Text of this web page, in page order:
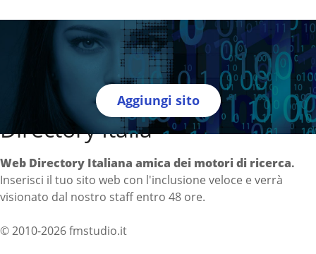
Aggiungi sito
Directory Italia
Web Directory Italiana amica dei motori di ricerca.
Inserisci il tuo sito web con l'inclusione veloce e verrà
visionato dal nostro staff entro 48 ore.
© 2010-2026 fmstudio.it